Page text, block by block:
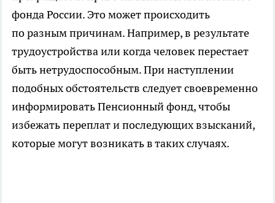
фонда России. Это может происходить
по разным причинам. Например, в результате
трудоустройства или когда человек перестает
быть нетрудоспособным. При наступлении
подобных обстоятельств следует своевременно
информировать Пенсионный фонд, чтобы
избежать переплат и последующих взысканий,
которые могут возникать в таких случаях.